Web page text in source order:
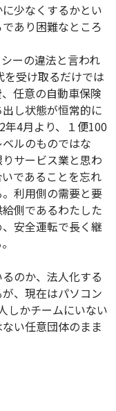
少なくするかとい
あり困難なところ
ーの違法と言われ
受け取るだけでは
任意の自動車保険
し状態が恒常的に
4月より、１便100
ルのものではな
サービス業と思わ
であることを忘れ
利用側の需要と要
側であるわたした
安全運転で長く継
のか、法人化する
、現在はパソコン
しかチームにいない
い任意団体のまま